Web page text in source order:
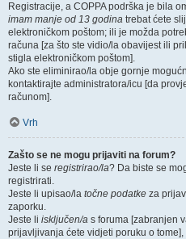
Registracije, a COPPA podrška je bila
imam manje od 13 godina trebat ćete
elektroničkom poštom; ili je možda
računa [za što ste vidio/la obavijest ili
stigla elektroničkom poštom].
Ako ste eliminirao/la obje gornje
kontaktirajte administratora/icu [da
računom].
Vrh
Zašto se ne mogu prijaviti na forum?
Jeste li se registrirao/la? Da biste se
registrirati.
Jeste li upisao/la točne podatke za
zaporku.
Jeste li isključen/a s foruma [zabranjen
prijavljivanja ćete vidjeti poruku o